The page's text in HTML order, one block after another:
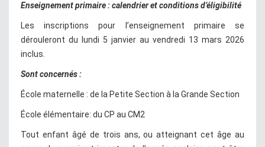
Enseignement primaire : calendrier et conditions d’éligibilité
Les inscriptions pour l’enseignement primaire se
dérouleront du lundi 5 janvier au vendredi 13 mars 2026
inclus.
Sont concernés :
École maternelle : de la Petite Section à la Grande Section
École élémentaire: du CP au CM2
Tout enfant âgé de trois ans, ou atteignant cet âge au